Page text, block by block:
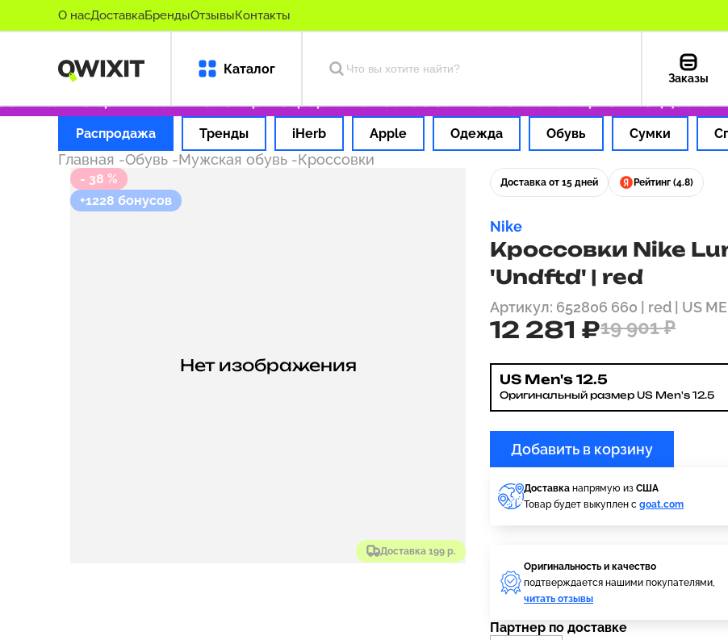
О насДоставкаБрендыОтзывыКонтакты
Каталог
Заказы
Только оригинальные товары Оформляем заказ за 1 час Оплата картой РФ Доставка
Распродажа Тренды iHerb Apple Одежда Обувь Сумки
Главная -Обувь -Мужская обувь -Кроссовки
- 38 %
+1228 бонусов
Доставка 199 р.
Нет изображения
Доставка от 15 дней Рейтинг (4.8)
Nike
Кроссовки Nike
'Undftd' | red
Артикул: 652806 660 | red | US
12 281 ₽19 901 ₽
US Men's 12.5
Оригинальный размер US Men's 12.5
Добавить в корзину
Доставка напрямую из США
Товар будет выкуплен с goat.com
Оригинальность и качество
подтверждается нашими покупателями,
читать отзывы
Партнер по доставке